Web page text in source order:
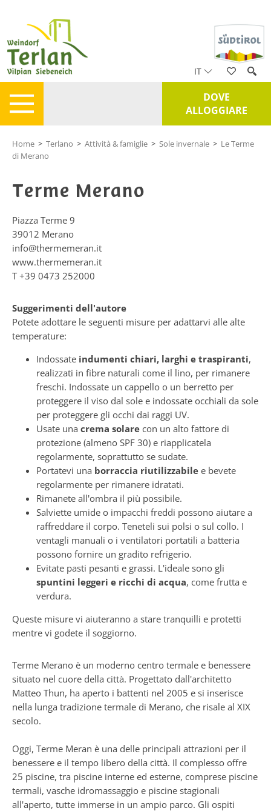
IT
DOVE
ALLOGGIARE
Home > Terlano > Attività & famiglie > Sole invernale > Le Terme
di Merano
Terme Merano
Piazza Terme 9
39012 Merano
info@thermemeran.it
www.thermemeran.it
T +39 0473 252000
Suggerimenti dell'autore
Potete adottare le seguenti misure per adattarvi alle alte
temperature:
Indossate indumenti chiari, larghi e traspiranti,
realizzati in fibre naturali come il lino, per rimanere
freschi. Indossate un cappello o un berretto per
proteggere il viso dal sole e indossate occhiali da sole
per proteggere gli occhi dai raggi UV.
Usate una crema solare con un alto fattore di
protezione (almeno SPF 30) e riapplicatela
regolarmente, soprattutto se sudate.
Portatevi una borraccia riutilizzabile e bevete
regolarmente per rimanere idratati.
Rimanete all'ombra il più possibile.
Salviette umide o impacchi freddi possono aiutare a
raffreddare il corpo. Teneteli sui polsi o sul collo. I
ventagli manuali o i ventilatori portatili a batteria
possono fornire un gradito refrigerio.
Evitate pasti pesanti e grassi. L'ideale sono gli
spuntini leggeri e ricchi di acqua, come frutta e
verdura.
Queste misure vi aiuteranno a stare tranquilli e protetti
mentre vi godete il soggiorno.
Terme Merano è un moderno centro termale e benessere
situato nel cuore della città. Progettato dall'architetto
Matteo Thun, ha aperto i battenti nel 2005 e si inserisce
nella lunga tradizione termale di Merano, che risale al XIX
secolo.
Oggi, Terme Meran è una delle principali attrazioni per il
benessere e il tempo libero della città. Il complesso offre
25 piscine, tra piscine interne ed esterne, comprese piscine
termali, vasche idromassaggio e piscine stagionali
all'aperto, tutte immerse in un ampio parco. Gli ospiti